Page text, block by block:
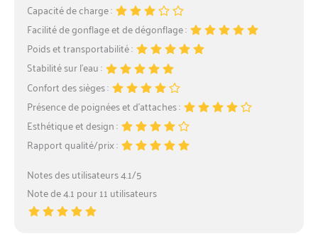
Capacité de charge :
Facilité de gonflage et de dégonflage :
Poids et transportabilité :
Stabilité sur l’eau :
Confort des sièges :
Présence de poignées et d’attaches :
Esthétique et design :
Rapport qualité/prix :
Notes des utilisateurs 4.1/5
Note de 4.1 pour 11 utilisateurs